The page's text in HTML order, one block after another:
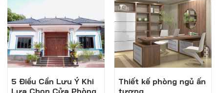
5 Điều Cần Lưu Ý Khi
Lựa Chọn Cửa Phòng
Thiết kế phòng ngủ ấn
tượng